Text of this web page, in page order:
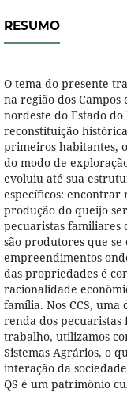
RESUMO
O tema do presente
na região dos Campos
nordeste do Estado do
reconstituição
primeiros habitantes,
do modo de
evoluiu até sua
específicos: encontrar
produção do queijo
pecuaristas familiares
são produtores que
empreendimentos
das propriedades é
racionalidade
família. Nos CCS,
renda dos pecuaristas
trabalho, utilizamos
Sistemas Agrários, o
interação da
QS é um patrimônio